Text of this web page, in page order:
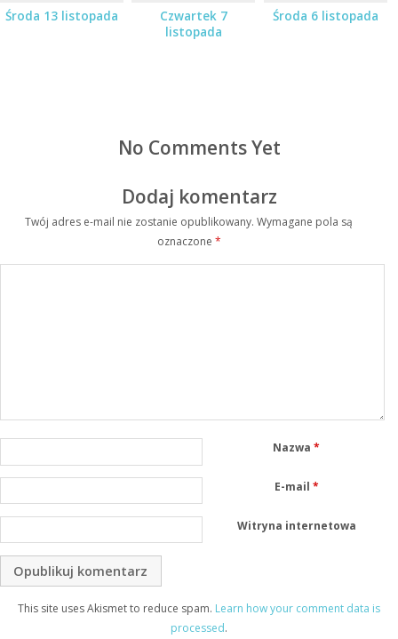
Środa 13 listopada
Czwartek 7
listopada
Środa 6 listopada
No Comments Yet
Dodaj komentarz
Twój adres e-mail nie zostanie opublikowany. Wymagane pola są
oznaczone *
Nazwa*
E-mail *
Witryna internetowa
This site uses Akismet to reduce spam. Learn how your comment data is
processed.